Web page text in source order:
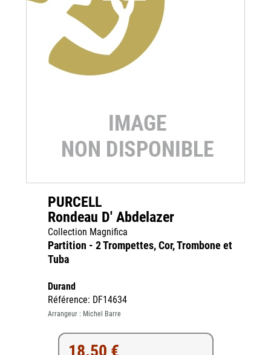
PURCELL
Rondeau D' Abdelazer
Collection Magnifica
Partition - 2 Trompettes, Cor, Trombone et
Tuba
Durand
Référence: DF14634
Arrangeur : Michel Barre